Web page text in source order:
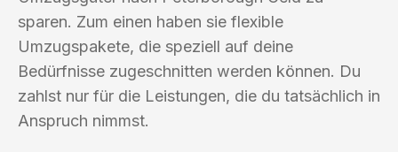
sparen. Zum einen haben sie flexible
Umzugspakete, die speziell auf deine
Bedürfnisse zugeschnitten werden können. Du
zahlst nur für die Leistungen, die du tatsächlich in
Anspruch nimmst.